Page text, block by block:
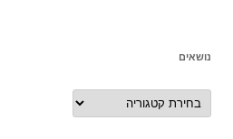
נושאים
נושאים